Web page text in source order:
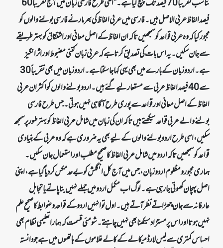
تناسب تقریباً 70 فیصد تک پہنچ گیا ہے۔" اسی طرح فارسی زبان میں آج تقریباً 60
فیصد الفاظ عربی الاصل ہیں۔ فارسی میں عربی الفاظ کی بھرمار نے فارسی بولنے والوں کو
مجبور کیا کہ وہ عربی قواعد کو سمجھیں تاکہ ان الفاظ کے اصل معانی اور اشتقاق کو بہتر طریقے
سے جان سکیں۔ یہ اس بات کی تصدیق کرتا ہے کہ عربی زبان کتنی مضبوط اور اثر انگیز
ہے۔ اردو زبان کے بارے میں بھی یہی کہا جا سکتا ہے۔ اردو زبان میں بھی تقریباً 30
سے 40 فیصد الفاظ عربی سے مستعار لیے گئے ہیں۔ اردو بولنے والوں کو اکثر ان عربی
الفاظ کے اصل معانی اور قواعد سے پوری طرح آگاہی نہیں ہوتی۔ جس طرح فارسی
بولنے والے عربی قواعد سیکھتے ہیں تاکہ ان کی زبان میں شامل عربی الفاظ کو بہتر طور پر سمجھ
سکیں، اسی طرح اردو بولنے والوں کے لیے بھی یہ ضروری ہے کہ وہ عربی کے بنیادی
قواعد کو سمجھیں تاکہ اردو میں شامل عربی الفاظ کا صحیح مطلب اور استعمال جان سکیں۔
ہماری مجبور و مظلوم اردو زبان، جس میں آج کل انگلش کو بے حد مکس کر دیا گیا ہے، اپنی
اصل پہچان کھوتی جا رہی ہے۔ لوگ اب مکمل اردو میں جملے نہیں بنا پاتے یا تجاہل
عارفانہ سے جان چھڑاتے نظر آتے ہیں۔اول تو انہیں اردو کے قواعد و ضوابط کا صحیح علم
نہیں ہوتا اور اس پر مستزاد سیکھنا بھی نہیں چاہتے۔ شو مئی قسمت کہ ہمارا تعلیمی نظام بھی
احساس کمتری سے لیس لارڈ میکالے کے کالے غلاموں کے ہاتھوں میں ہے جو دانستہ